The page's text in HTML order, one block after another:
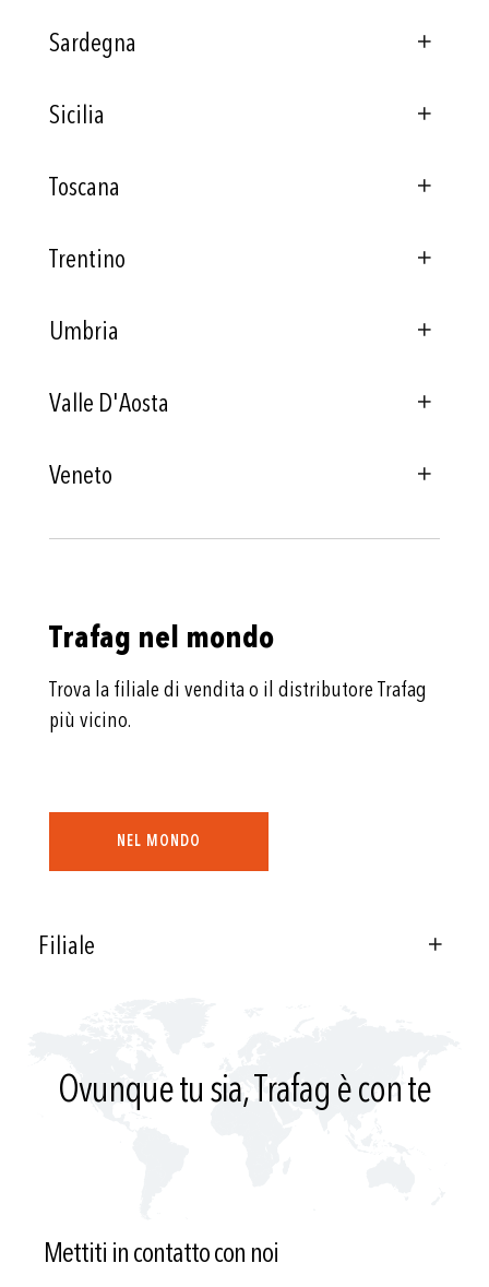
Sardegna
Sicilia
Toscana
Trentino
Umbria
Valle D'Aosta
Veneto
Trafag nel mondo
Trova la filiale di vendita o il distributore Trafag
più vicino.
NEL MONDO
Filiale
Ovunque tu sia, Trafag è con te
Mettiti in contatto con noi